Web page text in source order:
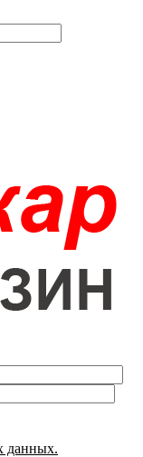
данных.